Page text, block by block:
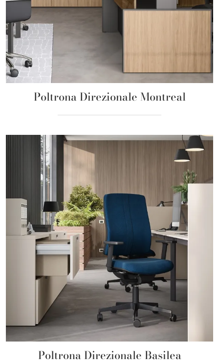
Poltrona Direzionale Montreal
Poltrona Direzionale Basilea